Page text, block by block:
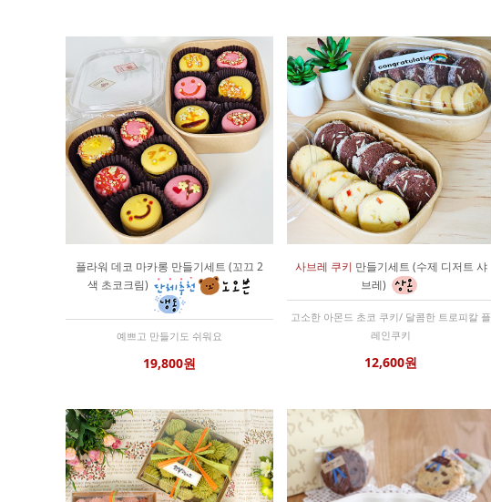
플라워 데코 마카롱 만들기세트 (꼬끄 2
색 초코크림)
예쁘고 만들기도 쉬워요
19,800원
사브레 쿠키 만들기세트 (수제 디저트 샤
브레)
고소한 아몬드 초코 쿠키/ 달콤한 트로피칼 플
레인쿠키
12,600원